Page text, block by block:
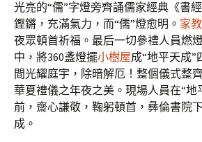
光亮的“儒”字燈旁齊誦儒家經典《書
鏗鏘，充滿氣力，而“儒”燈愈明。 家教
夜眾頓首祈福。最后一切參禮人員燃
中，將360盞燈擺小樹屋成“地平天成
間光耀庭宇，除暗解厄！整個儀式整
華夏禮儀之年夜之美。現場人員在“地
前，齋心謙敬，鞠躬頓首，彝倫書院
成。